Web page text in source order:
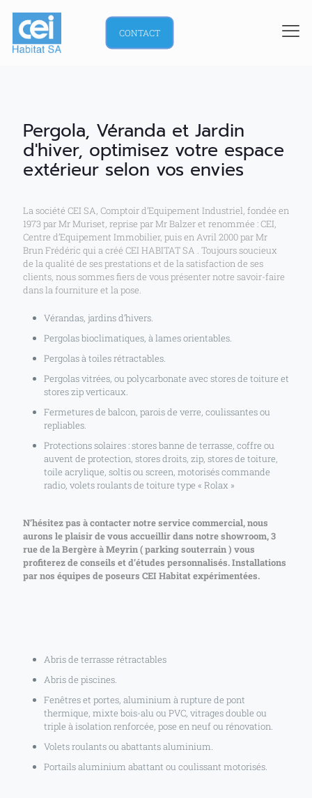
CONTACT
Pergola, Véranda et Jardin
d'hiver, optimisez votre espace
extérieur selon vos envies
La société CEI SA, Comptoir d’Equipement Industriel, fondée en
1973 par Mr Muriset, reprise par Mr Balzer et renommée : CEI,
Centre d’Equipement Immobilier, puis en Avril 2000 par Mr
Brun Frédéric qui a créé CEI HABITAT SA . Toujours soucieux
de la qualité de ses prestations et de la satisfaction de ses
clients, nous sommes fiers de vous présenter notre savoir-faire
dans la fourniture et la pose.
Vérandas, jardins d’hivers.
Pergolas bioclimatiques, à lames orientables.
Pergolas à toiles rétractables.
Pergolas vitrées, ou polycarbonate avec stores de toiture et
stores zip verticaux.
Fermetures de balcon, parois de verre, coulissantes ou
repliables.
Protections solaires : stores banne de terrasse, coffre ou
auvent de protection, stores droits, zip, stores de toiture,
toile acrylique, soltis ou screen, motorisés commande
radio, volets roulants de toiture type « Rolax »
N’hésitez pas à contacter notre service commercial, nous
aurons le plaisir de vous accueillir dans notre showroom, 3
rue de la Bergère à Meyrin ( parking souterrain ) vous
profiterez de conseils et d’études personnalisés. Installations
par nos équipes de poseurs CEI Habitat expérimentées.
Abris de terrasse rétractables
Abris de piscines.
Fenêtres et portes, aluminium à rupture de pont
thermique, mixte bois-alu ou PVC, vitrages double ou
triple à isolation renforcée, pose en neuf ou rénovation.
Volets roulants ou abattants aluminium.
Portails aluminium abattant ou coulissant motorisés.